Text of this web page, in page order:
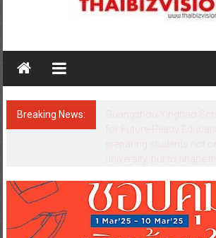
Breaking News:
Guangzhou Yinghao
for Future-Ready
preparing students not
university, but to shape